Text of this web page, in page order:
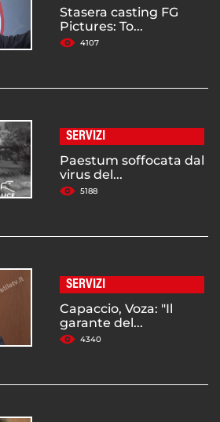
Stasera casting FG
Pictures: To...
4107
SERVIZI
Paestum soffocata dal
virus del...
5188
SERVIZI
Capaccio, Voza: "Il
garante del...
4340